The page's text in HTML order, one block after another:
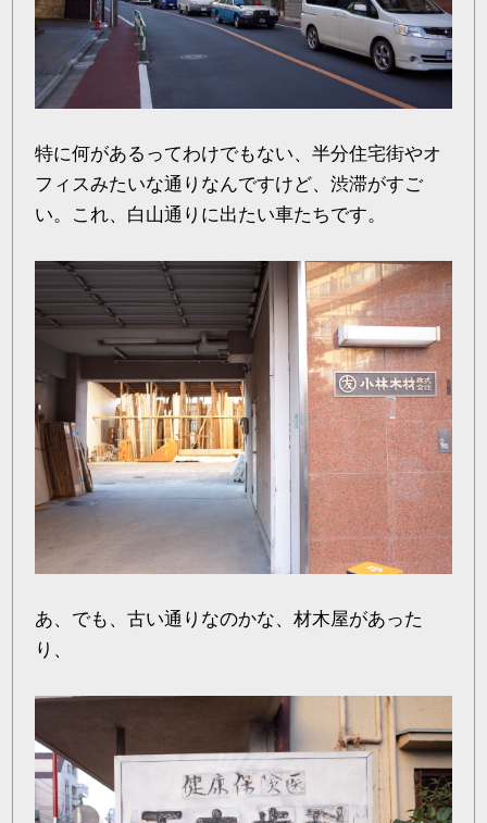
特に何があるってわけでもない、半分住宅街やオ
フィスみたいな通りなんですけど、渋滞がすご
い。これ、白山通りに出たい車たちです。
あ、でも、古い通りなのかな、材木屋があった
り、